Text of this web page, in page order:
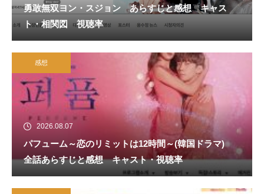
勇敢無双ヨン・スジョン あらすじと感想 キャス
ト・相関図 視聴率
感想
2026.08.07
パフューム～恋のリミットは12時間～(韓国ドラマ)
全話あらすじと感想 キャスト・視聴率